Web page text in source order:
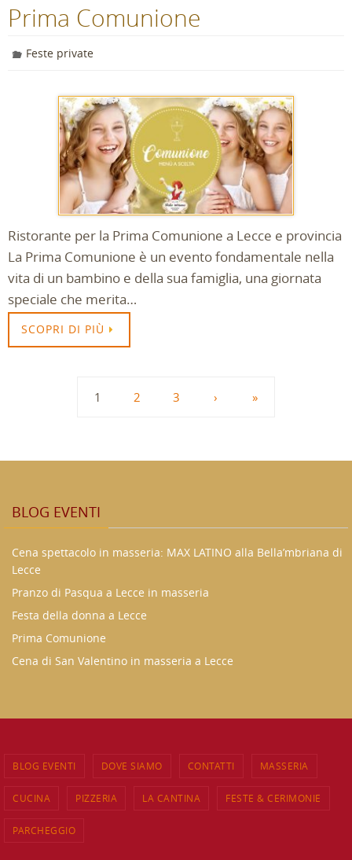
Prima Comunione
Feste private
Ristorante per la Prima Comunione a Lecce e provincia
La Prima Comunione è un evento fondamentale nella
vita di un bambino e della sua famiglia, una giornata
speciale che merita…
SCOPRI DI PIÙ
1 2 3 › »
BLOG EVENTI
Cena spettacolo in masseria: MAX LATINO alla Bella’mbriana di
Lecce
Pranzo di Pasqua a Lecce in masseria
Festa della donna a Lecce
Prima Comunione
Cena di San Valentino in masseria a Lecce
BLOG EVENTI DOVE SIAMO CONTATTI MASSERIA
CUCINA PIZZERIA LA CANTINA FESTE & CERIMONIE
PARCHEGGIO